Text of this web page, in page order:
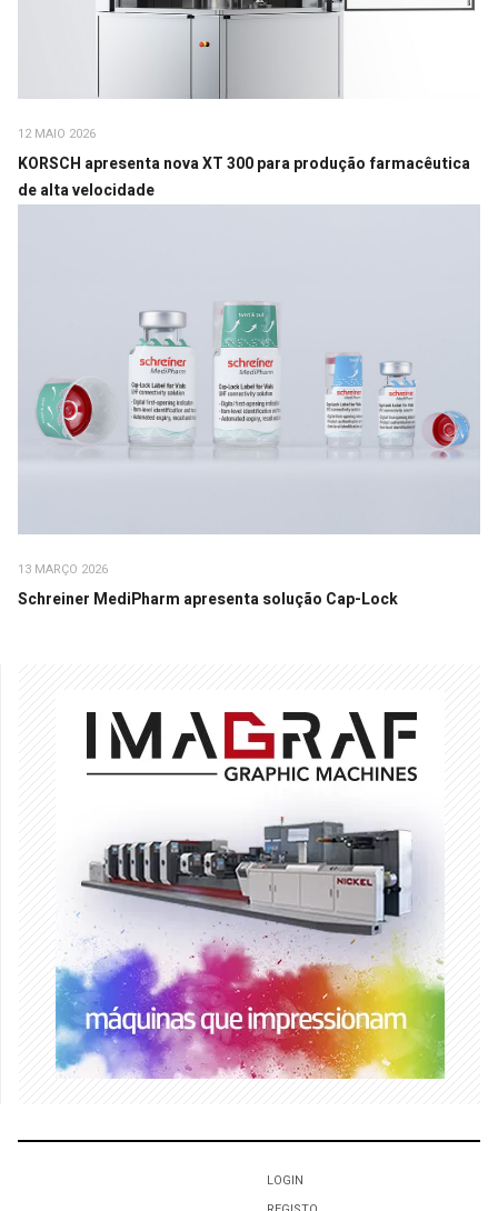
12 MAIO 2026
KORSCH apresenta nova XT 300 para produção farmacêutica
de alta velocidade
13 MARÇO 2026
Schreiner MediPharm apresenta solução Cap-Lock
LOGIN